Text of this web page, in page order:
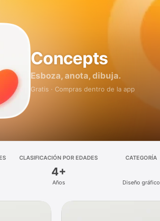
Concepts
Esboza, anota, dibuja.
Gratis · Compras dentro de la app
CLASIFICACIÓN POR EDADES
4+
Años
CATEGORÍA
Diseño gráfico